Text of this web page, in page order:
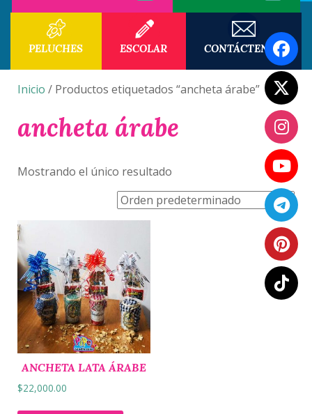
PELUCHES ESCOLAR CONTÁCTENOS
Inicio / Productos etiquetados “ancheta árabe”
ancheta árabe
Mostrando el único resultado
ANCHETA LATA ÁRABE
$22,000.00